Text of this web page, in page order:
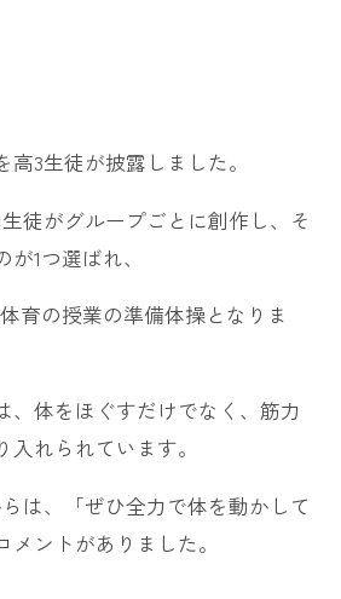
3生徒が披露しました。
徒がグループごとに創作し、そ
1つ選ばれ、
育の授業の準備体操となりま
、体をほぐすだけでなく、筋力
れられています。
は、「ぜひ全力で体を動かして
メントがありました。